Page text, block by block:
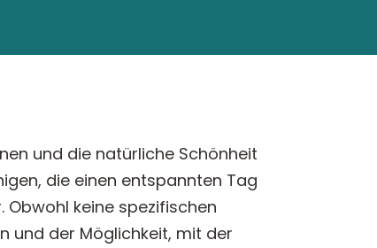
und die natürliche Schönheit
die einen entspannten Tag
keine spezifischen
und der Möglichkeit, mit der